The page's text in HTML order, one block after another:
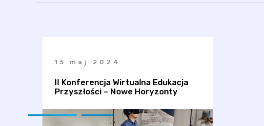
15 maj 2024
II Konferencja Wirtualna Edukacja
Przyszłości – Nowe Horyzonty